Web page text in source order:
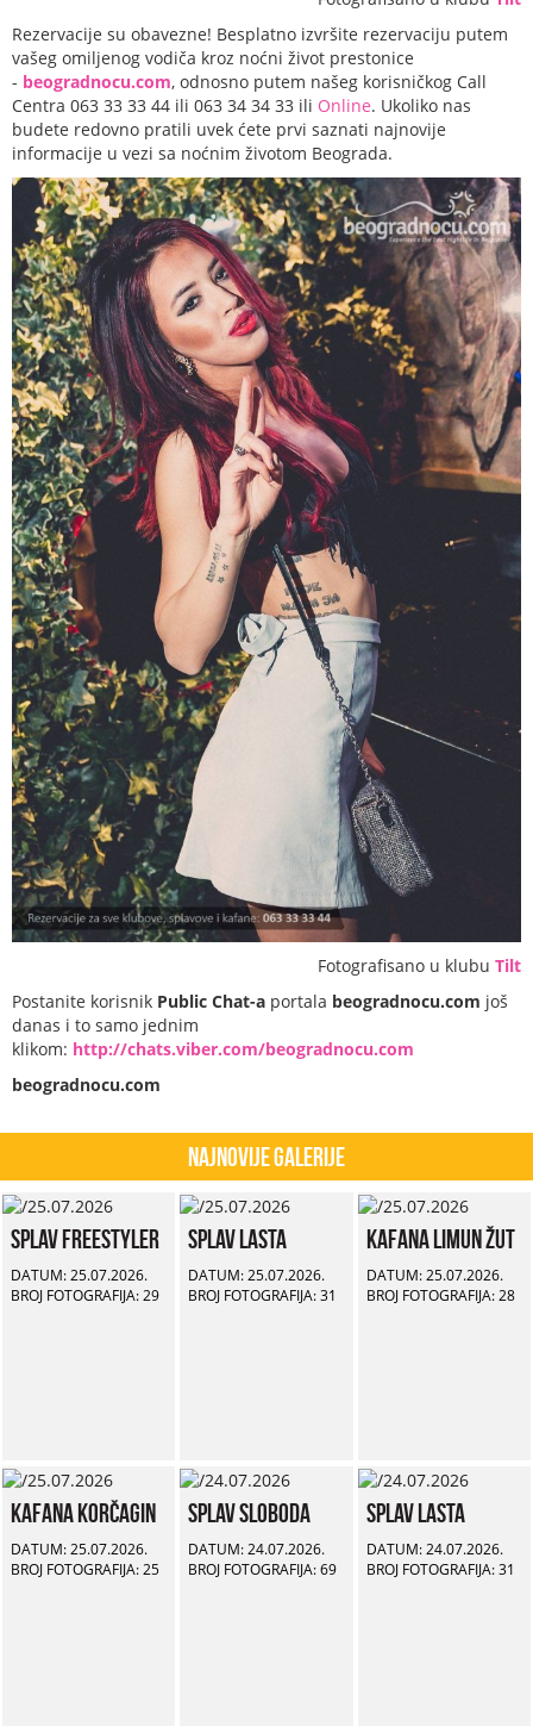
Rezervacije su obavezne! Besplatno izvršite rezervaciju putem
vašeg omiljenog vodiča kroz noćni život prestonice
- beogradnocu.com, odnosno putem našeg korisničkog Call
Centra 063 33 33 44 ili 063 34 34 33 ili Online. Ukoliko nas
budete redovno pratili uvek ćete prvi saznati najnovije
informacije u vezi sa noćnim životom Beograda.
Fotografisano u klubu Tilt
Postanite korisnik Public Chat-a portala beogradnocu.com još
danas i to samo jednim
klikom: http://chats.viber.com/beogradnocu.com
beogradnocu.com
Najnovije Galerije
Splav Freestyler
DATUM: 25.07.2026.
BROJ FOTOGRAFIJA: 29
Splav Lasta
DATUM: 25.07.2026.
BROJ FOTOGRAFIJA: 31
Kafana Limun Žut
DATUM: 25.07.2026.
BROJ FOTOGRAFIJA: 28
Kafana Korčagin
DATUM: 25.07.2026.
BROJ FOTOGRAFIJA: 25
Splav Sloboda
DATUM: 24.07.2026.
BROJ FOTOGRAFIJA: 69
Splav Lasta
DATUM: 24.07.2026.
BROJ FOTOGRAFIJA: 31